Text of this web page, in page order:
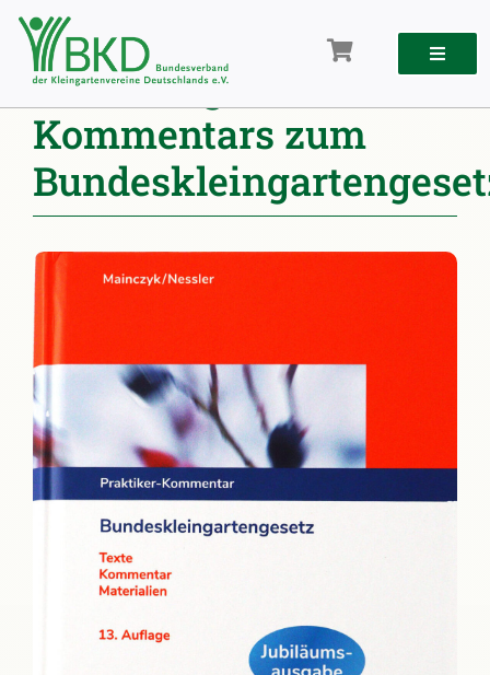
Zum
Inhalt
springenNeuauflage des
Kommentars zum